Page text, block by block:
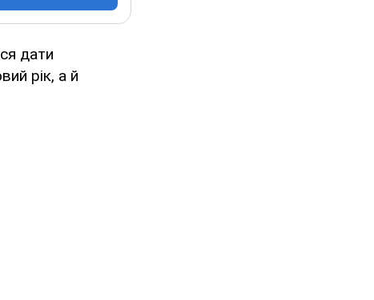
дати
рік, а й